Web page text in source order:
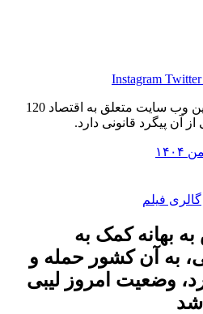
Instagram
تمامی حقوق مادی و معنوی این وب سایت متعلق به اقتصاد 120
قانونی دارد.
فیلم
بهانه کمک به
آن کشور حمله و
امروز لیبی